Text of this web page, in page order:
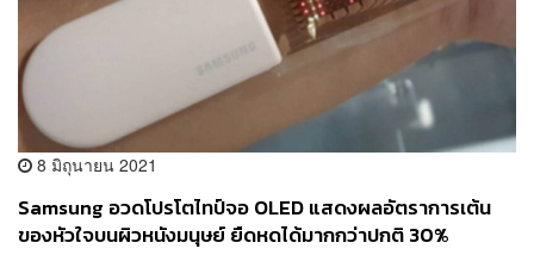
8 มิถุนายน 2021
Samsung อวดโปรโตไทป์จอ OLED แสดงผลอัตราการเต้น
ของหัวใจบนผิวหนังมนุษย์ ยืดหดได้มากกว่าปกติ 30%